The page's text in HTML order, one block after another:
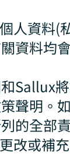
人資料(
資料均
Sallux
聲明。
的全部
改或補